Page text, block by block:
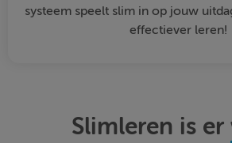
systeem speelt slim in op jouw
effectiever leren!
Slimleren is er